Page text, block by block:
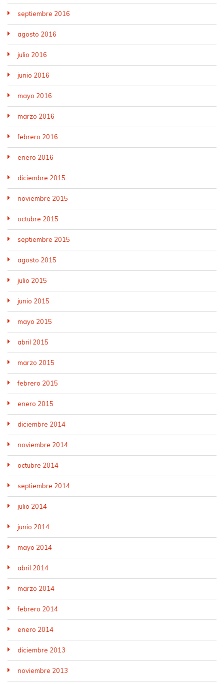
septiembre 2016
agosto 2016
julio 2016
junio 2016
mayo 2016
marzo 2016
febrero 2016
enero 2016
diciembre 2015
noviembre 2015
octubre 2015
septiembre 2015
agosto 2015
julio 2015
junio 2015
mayo 2015
abril 2015
marzo 2015
febrero 2015
enero 2015
diciembre 2014
noviembre 2014
octubre 2014
septiembre 2014
julio 2014
junio 2014
mayo 2014
abril 2014
marzo 2014
febrero 2014
enero 2014
diciembre 2013
noviembre 2013